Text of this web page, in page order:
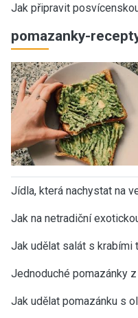
Jak připravit
pomazanky-
Jídla, která nachystat na
Jak na netradiční
Jak udělat salát s krabími
Jednoduché pomazánky
Jak udělat pomazánku s